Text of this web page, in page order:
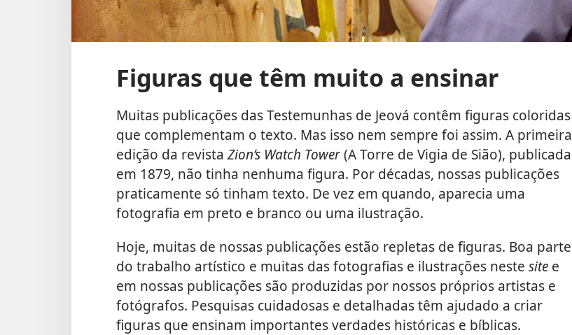
Figuras que têm muito a ensinar
Muitas publicações das Testemunhas de Jeová contêm figuras coloridas
que complementam o texto. Mas isso nem sempre foi assim. A primeira
edição da revista Zion’s Watch Tower(A Torre de Vigia de Sião), publicada
em 1879, não tinha nenhuma figura. Por décadas, nossas publicações
praticamente só tinham texto. De vez em quando, aparecia uma
fotografia em preto e branco ou uma ilustração.
Hoje, muitas de nossas publicações estão repletas de figuras. Boa parte
do trabalho artístico e muitas das fotografias e ilustrações neste site e
em nossas publicações são produzidas por nossos próprios artistas e
fotógrafos. Pesquisas cuidadosas e detalhadas têm ajudado a criar
figuras que ensinam importantes verdades históricas e bíblicas.